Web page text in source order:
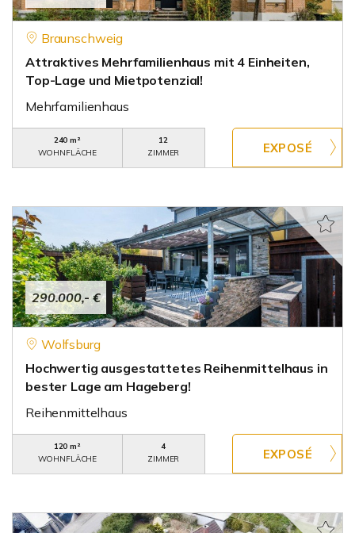
Braunschweig
Attraktives Mehrfamilienhaus mit 4 Einheiten,
Top-Lage und Mietpotenzial!
Mehrfamilienhaus
240 m²
WOHNFLÄCHE
12
ZIMMER
290.000,- €
Wolfsburg
Hochwertig ausgestattetes Reihenmittelhaus in
bester Lage am Hageberg!
Reihenmittelhaus
120 m²
WOHNFLÄCHE
4
ZIMMER